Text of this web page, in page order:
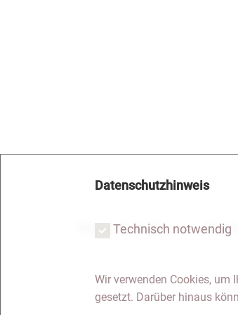
Notar Dresden
Datenschutzhinweis
Technisch notwendig
Wir verwenden Cookies, um
gesetzt. Darüber hinaus